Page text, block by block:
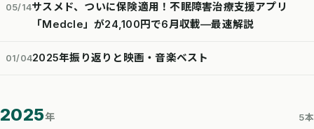
05/14サスメド、ついに保険適用！不眠障害治療支援アプリ
「Medcle」が24,100円で6月収載—最速解説
01/042025年振り返りと映画・音楽ベスト
2025年 5本